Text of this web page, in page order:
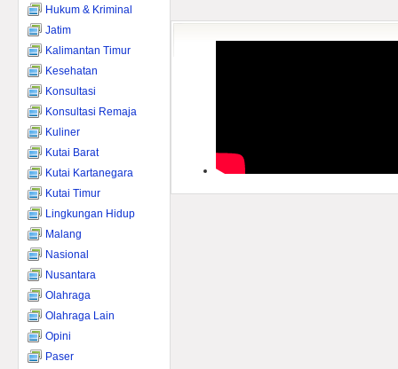
Hukum & Kriminal
Jatim
Kalimantan Timur
Kesehatan
Konsultasi
Konsultasi Remaja
Kuliner
Kutai Barat
Kutai Kartanegara
Kutai Timur
Lingkungan Hidup
Malang
Nasional
Nusantara
Olahraga
Olahraga Lain
Opini
Paser